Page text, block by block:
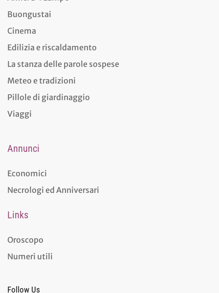
Buongustai
Cinema
Edilizia e riscaldamento
La stanza delle parole sospese
Meteo e tradizioni
Pillole di giardinaggio
Viaggi
Annunci
Economici
Necrologi ed Anniversari
Links
Oroscopo
Numeri utili
Follow Us